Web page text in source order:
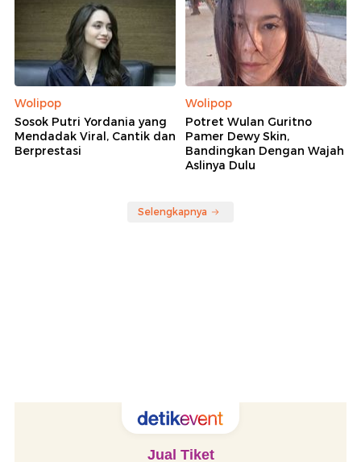
Wolipop
Sosok Putri Yordania yang
Mendadak Viral, Cantik dan
Berprestasi
Wolipop
Potret Wulan Guritno
Pamer Dewy Skin,
Bandingkan Dengan Wajah
Aslinya Dulu
Selengkapnya